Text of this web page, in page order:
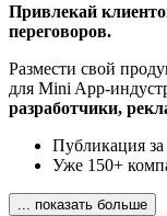
Привлекай
переговоров.
Размести свой
для Mini App-
разработчики,
Публикация за
Уже 150+
... показать больше